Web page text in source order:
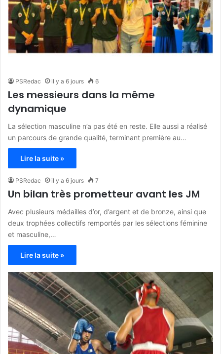
PSRedac il y a 6 jours 6
Les messieurs dans la même
dynamique
La sélection masculine n’a pas été en reste. Elle aussi a réalisé
un parcours de grande qualité, terminant première au…
Lire la suite »
PSRedac il y a 6 jours 7
Un bilan très prometteur avant les JM
Avec plusieurs médailles d’or, d’argent et de bronze, ainsi que
deux trophées collectifs remportés par les sélections féminine
et masculine,…
Lire la suite »